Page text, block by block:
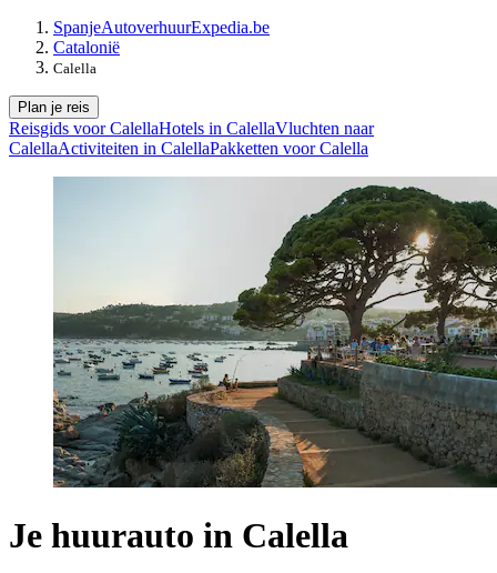
SpanjeAutoverhuurExpedia.be
Catalonië
Calella
Plan je reis
Reisgids voor CalellaHotels in CalellaVluchten naar
CalellaActiviteiten in CalellaPakketten voor Calella
Je huurauto in Calella